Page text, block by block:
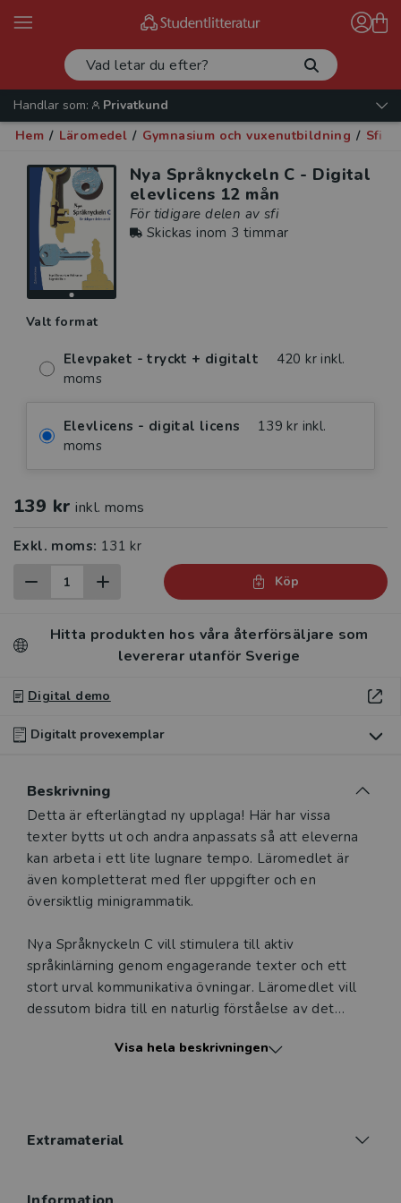
Handlar som:
Privatkund
Hem / Läromedel / Gymnasium och vuxenutbildning / Sfi
Nya Språknyckeln C - Digital
elevlicens 12 mån
För tidigare delen av sfi
Skickas inom 3 timmar
Valt format
Elevpaket - tryckt + digitalt
420 kr inkl.
moms
Elevlicens - digital licens
139 kr inkl.
moms
139 kr inkl. moms
Exkl. moms: 131 kr
Köp
Hitta produkten hos våra återförsäljare som
levererar utanför Sverige
Digital demo
Digitalt provexemplar
digitalt provexemplar av den här produkten.
Ett digitalt provexemplar ger dig tillgång till det digitala
läromedlet där den digitala boken ingår under tre
månader. Observera att erbjudandet endast gäller
relevanta produkter för din undervisning (nivå och ämne)
kontakta vårkundserviceom du önskar ytterligare
information eller har frågor om produkten.
Den här produkten kan beställas av lärare på gymnasium
utbildningsföretag.
Beskrivning
Beskrivning
Detta är efterlängtad ny upplaga! Här har vissa
texter bytts ut och andra anpassats så att eleverna
kan arbeta i ett lite lugnare tempo. Läromedlet är
även kompletterat med fler uppgifter och en
översiktlig minigrammatik.
Nya Språknyckeln C vill stimulera till aktiv
språkinlärning genom engagerande texter och ett
stort urval kommunikativa övningar. Läromedlet vill
dessutom bidra till en naturlig förståelse av det
Varje tema är ett kapitel, och varje kapitel följer
Visa hela beskrivningen
Extramaterial